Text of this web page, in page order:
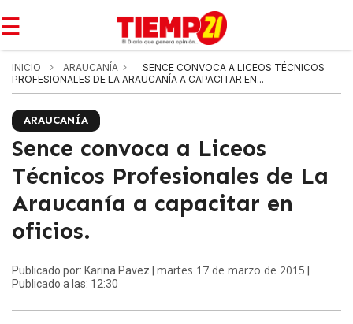
☰
INICIO ARAUCANÍA
SENCE CONVOCA A LICEOS TÉCNICOS
PROFESIONALES DE LA ARAUCANÍA A CAPACITAR EN...
ARAUCANÍA
Sence convoca a Liceos
Técnicos Profesionales de La
Araucanía a capacitar en
oficios.
Publicado por: Karina Pavez | martes 17 de marzo de 2015
Publicado a las: 12:30